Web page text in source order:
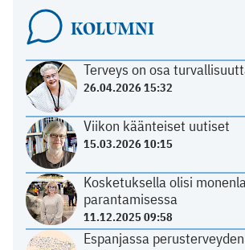
KOLUMNI
Terveys on osa
26.04.2026 15:32
Viikon käänteiset uutiset
15.03.2026 10:15
Kosketuksella olisi
parantamisessa
11.12.2025 09:58
Espanjassa